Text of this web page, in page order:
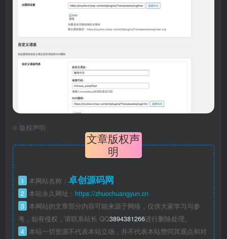
© 版权声明
文章版权声
明
1 本网站名称： 卓创源码网
2 本站永久网址： https://zhuochuangyun.cn
3 本网站的文章部分内容可能来源于网络，仅供大家学习与参
考，如有侵权，请联系站长 QQ3894381266进行删除处理。
4 本站一切资源不代表本站立场，并不代表本站赞同其观点和对